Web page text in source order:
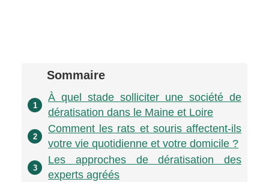
Sommaire
1
À quel stade solliciter une société de
dératisation dans le Maine et Loire
2
Comment les rats et souris affectent-ils
votre vie quotidienne et votre domicile ?
3
Les approches de dératisation des
experts agréés